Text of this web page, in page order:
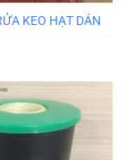
KEO HẠT DÁN